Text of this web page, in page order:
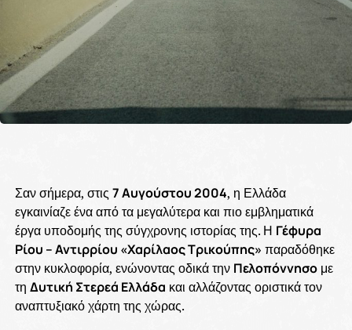
Σαν σήμερα, στις 7 Αυγούστου 2004, η Ελλάδα
εγκαινίαζε ένα από τα μεγαλύτερα και πιο εμβληματικά
έργα υποδομής της σύγχρονης ιστορίας της. Η Γέφυρα
Ρίου – Αντιρρίου «Χαρίλαος Τρικούπης» παραδόθηκε
στην κυκλοφορία, ενώνοντας οδικά την Πελοπόννησομε
τη Δυτική Στερεά Ελλάδα και αλλάζοντας οριστικά τον
αναπτυξιακό χάρτη της χώρας.